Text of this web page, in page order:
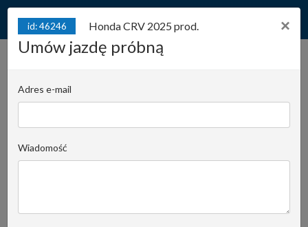
Sport 2.0l hybryda
pochodzeniowa*Przebieg:35,109km
×
id: 46246 Honda CRV 2025 prod.
Umów jazdę próbną
Adres e-mail
Wiadomość